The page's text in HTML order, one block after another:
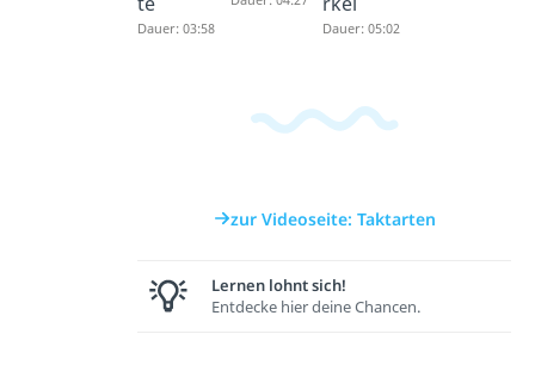
Dauer: 03:58 Dauer: 05:02
zur Videoseite: Taktarten
Lernen lohnt sich!
Entdecke hier deine Chancen.